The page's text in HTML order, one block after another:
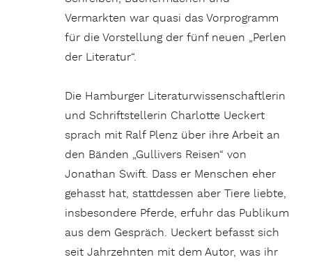
Vermarkten war quasi das Vorprogramm
für die Vorstellung der fünf neuen „Perlen
der Literatur“.
Die Hamburger Literaturwissenschaftlerin
und Schriftstellerin Charlotte Ueckert
sprach mit Ralf Plenz über ihre Arbeit an
den Bänden „Gullivers Reisen“ von
Jonathan Swift. Dass er Menschen eher
gehasst hat, stattdessen aber Tiere liebte,
insbesondere Pferde, erfuhr das Publikum
aus dem Gespräch. Ueckert befasst sich
seit Jahrzehnten mit dem Autor, was ihr